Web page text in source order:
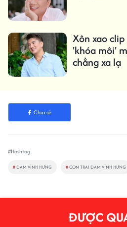
Xôn xao
'khóa môi'
chẳng xa lạ
Chia sẻ
#Hashtag
#ĐÀM VĨNH HƯNG #CON TRAI ĐÀM VĨNH HƯNG
ĐƯỢC